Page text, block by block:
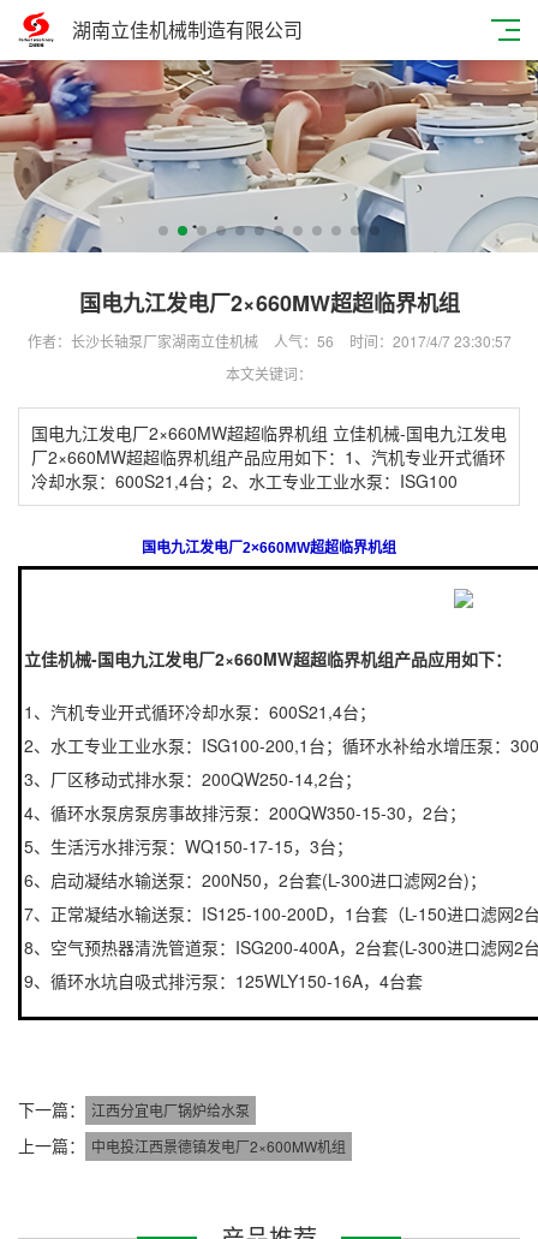
湖南立佳机械制造有限公司
国电九江发电厂2×660MW超超临界机组
作者：长沙长轴泵厂家湖南立佳机械 人气： 56
时间：2017/4/7 23:30:57
本文关键词：
国电九江发电厂2×660MW超超临界机组 立佳机械-国电九江发电
厂2×660MW超超临界机组产品应用如下：1、汽机专业开式循环
冷却水泵：600S21,4台；2、水工专业工业水泵：ISG100
国电九江发电厂2×660MW超超临界机组
立佳机械-国电九江发电厂2×660MW超超临界机组产品应用如下：
1、汽机专业开式循环冷却水泵：600S21,4台；
2、水工专业工业水泵：ISG100-200,1台；循环水补给水增压泵：
3、厂区移动式排水泵：200QW250-14,2台；
4、循环水泵房泵房事故排污泵：200QW350-15-30，2台；
5、生活污水排污泵：WQ150-17-15，3台；
6、启动凝结水输送泵：200N50，2台套(L-300进口滤网2台)；
7、正常凝结水输送泵：IS125-100-200D，1台套（L-150进口滤网2
8、空气预热器清洗管道泵：ISG200-400A，2台套(L-300进口滤网2
9、循环水坑自吸式排污泵：125WLY150-16A，4台套
下一篇： 江西分宜电厂锅炉给水泵
上一篇： 中电投江西景德镇发电厂2×600MW机组